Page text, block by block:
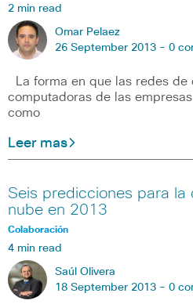
2 min read
Omar Pelaez
26 September 2013 - 0
La forma en que las redes de
computadoras de las
como
Leer mas
Seis predicciones para la
nube en 2013
Colaboración
4 min read
Saúl Olivera
18 September 2013 - 0